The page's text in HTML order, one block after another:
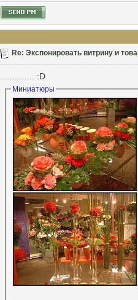
Re: Экспонировать витрину и
.............. :D
Миниатюры